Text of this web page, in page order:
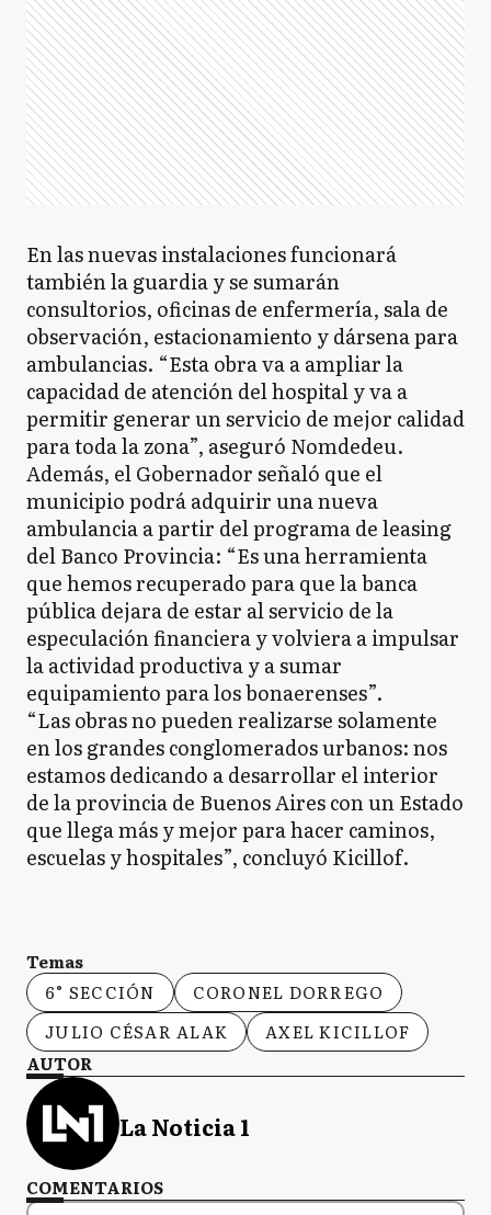
En las nuevas instalaciones funcionará
también la guardia y se sumarán
consultorios, oficinas de enfermería, sala de
observación, estacionamiento y dársena para
ambulancias. “Esta obra va a ampliar la
capacidad de atención del hospital y va a
permitir generar un servicio de mejor calidad
para toda la zona”, aseguró Nomdedeu.
Además, el Gobernador señaló que el
municipio podrá adquirir una nueva
ambulancia a partir del programa de leasing
del Banco Provincia: “Es una herramienta
que hemos recuperado para que la banca
pública dejara de estar al servicio de la
especulación financiera y volviera a impulsar
la actividad productiva y a sumar
equipamiento para los bonaerenses”.
“Las obras no pueden realizarse solamente
en los grandes conglomerados urbanos: nos
estamos dedicando a desarrollar el interior
de la provincia de Buenos Aires con un Estado
que llega más y mejor para hacer caminos,
escuelas y hospitales”, concluyó Kicillof.
Temas
6° SECCIÓN
CORONEL DORREGO
JULIO CÉSAR ALAK
AXEL KICILLOF
AUTOR
La Noticia 1
COMENTARIOS